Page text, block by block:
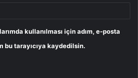
kullanılması için adım, e-posta
bu tarayıcıya kaydedilsin.